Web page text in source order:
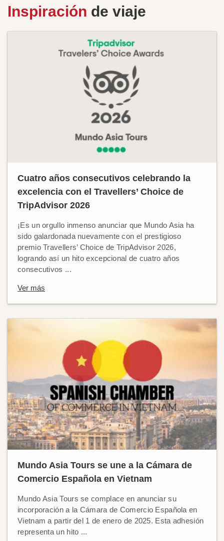
Inspiración de viaje
Cuatro años consecutivos celebrando la
excelencia con el Travellers’ Choice de
TripAdvisor 2026
¡Es un orgullo inmenso anunciar que Mundo Asia ha
sido galardonada nuevamente con el prestigioso
premio Travellers’ Choice de TripAdvisor 2026,
logrando así un hito excepcional de cuatro años
consecutivos ...
Ver más
Mundo Asia Tours se une a la Cámara de
Comercio Española en Vietnam
Mundo Asia Tours se complace en anunciar su
incorporación a la Cámara de Comercio Española en
Vietnam a partir del 1 de enero de 2025. Esta adhesión
representa un hito ...